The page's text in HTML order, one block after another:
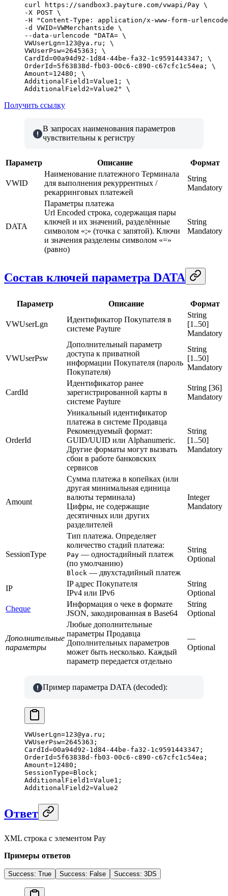
curl https : //sandbox3.payture.com/vwapi/Pay \
-X POST \
-H "Content-Type: application/x-www-form-
-d VWID=VWMerchantside \
--data - urlencode "DATA= \
VWUserLgn=123@ya.ru; \
VWUserPsw=2645363; \
CardId=00a94d92-1d84-44be-fa32-1c9591443347; \
OrderId=5f63838d-fb03-00c6-c890-c67cfc1c54ea; \
Amount=12480; \
AdditionalField1=Value1; \
AdditionalField2=Value2"
\
Получить ссылку
В запросах наименования параметров
чувствительны к регистру
Параметр Описание Формат
VWID
Наименование платежного Терминала
для выполнения рекуррентных /
рекарринговых платежей
String
Mandatory
DATA
Параметры платежа
Url Encoded строка, содержащая пары
ключей и их значений, разделённые
символом «;» (точка с запятой). Ключи
и значения разделены символом «=»
(равно)
String
Mandatory
Состав ключей параметра DATA
Параметр Описание Формат
VWUserLgn
Идентификатор Покупателя в
системе Payture
String
[1..50]
Mandatory
VWUserPsw
Дополнительный параметр
доступа к приватной
информации Покупателя (пароль
Покупателя)
String
[1..50]
Mandatory
CardId
Идентификатор ранее
зарегистрированной карты в
системе Payture
String [36]
Mandatory
OrderId
Уникальный идентификатор
платежа в системе Продавца
Рекомендуемый формат:
GUID/UUID или Alphanumeric.
Другие форматы могут вызвать
сбои в работе банковских
сервисов
String
[1..50]
Mandatory
Amount
Сумма платежа в копейках (или
другая минимальная единица
валюты терминала)
Цифры, не содержащие
десятичных или других
разделителей
Integer
Mandatory
SessionType
Тип платежа. Определяет
количество стадий платежа:
Pay — одностадийный платеж
(по умолчанию)
Block — двухстадийный платеж
String
Optional
IP
IP адрес Покупателя
IPv4 или IPv6
String
Optional
Cheque
Информация о чеке в формате
JSON, закодированная в Base64
String
Optional
Дополнительные
параметры
Любые дополнительные
параметры Продавца
Дополнительных параметров
может быть несколько. Каждый
параметр передается отдельно
—
Optional
Пример параметра DATA (decoded):
VWUserLgn=123@ya . ru ;
VWUserPsw=2645363 ;
CardId=00a94d92 - 1d84-44be - fa32 - 1c9591443347 ;
OrderId=5f63838d - fb03 -00c6 - c890 - c67cfc1c54ea ;
Amount=12480 ;
SessionType=Block ;
AdditionalField1 =Value1 ;
AdditionalField2=Value2
Ответ
XML строка с элементом Pay
Примеры ответов
Success: True Success: False Success: 3DS